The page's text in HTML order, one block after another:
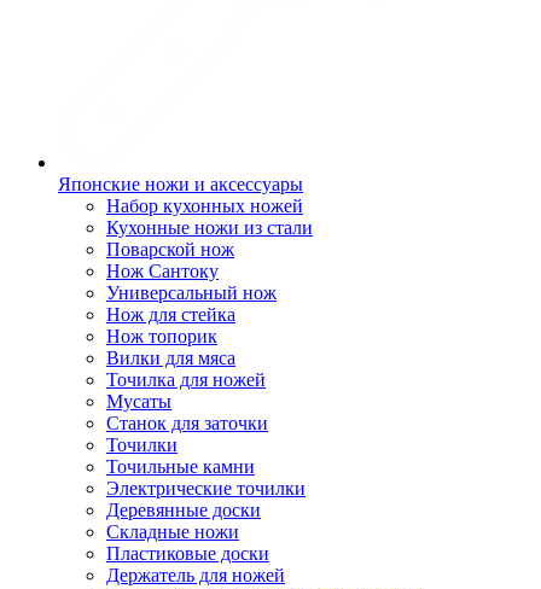
Японские ножи и аксессуары
Набор кухонных ножей
Кухонные ножи из стали
Поварской нож
Нож Сантоку
Универсальный нож
Нож для стейка
Нож топорик
Вилки для мяса
Точилка для ножей
Мусаты
Станок для заточки
Точилки
Точильные камни
Электрические точилки
Деревянные доски
Складные ножи
Пластиковые доски
Держатель для ножей